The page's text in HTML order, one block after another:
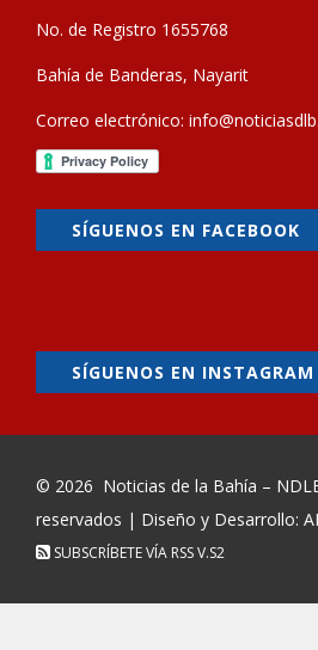
No. de Registro 1655768
Bahía de Banderas, Nayarit
Correo electrónico:
SÍGUENOS EN FACEBOOK
SÍGUENOS EN INSTAGRAM
© 2026 Noticias de la Bahía –
reservados | Diseño y Desarrollo:
SUBSCRÍBETE VÍA RSSV.S2